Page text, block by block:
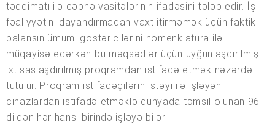
təqdimatı ilə cəbhə vasitələrinin ifadəsini tələb edir. İş
fəaliyyətini dayandırmadan vaxt itirməmək üçün faktiki
balansın ümumi göstəricilərini nomenklatura ilə
müqayisə edərkən bu məqsədlər üçün uyğunlaşdırılmış
ixtisaslaşdırılmış proqramdan istifadə etmək nəzərdə
tutulur. Proqram istifadəçilərin istəyi ilə işləyən
cihazlardan istifadə etməklə dünyada təmsil olunan 96
dildən hər hansı birində işləyə bilər.